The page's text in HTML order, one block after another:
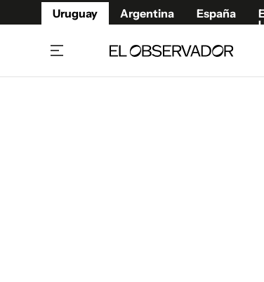
Uruguay Argentina España